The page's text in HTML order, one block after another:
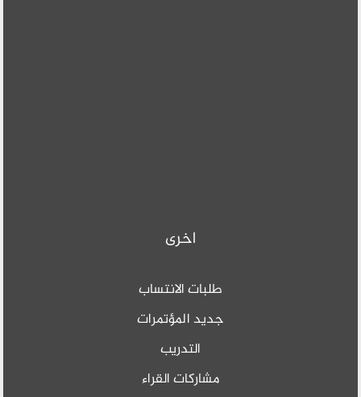
اخرى
طلبات الانتساب
جديد المؤتمرات
التدريب
مشاركات القراء